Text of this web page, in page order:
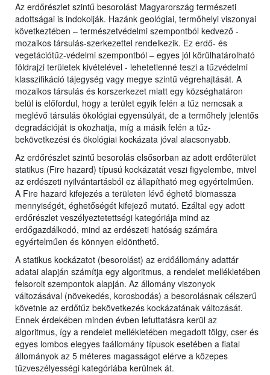
Az erdőrészlet szintű besorolást Magyarország természeti
adottságai is indokolják. Hazánk geológiai, termőhelyi viszonyai
következtében – természetvédelmi szempontból kedvező -
mozaikos társulás-szerkezettel rendelkezik. Ez erdő- és
vegetációtűz-védelmi szempontból – egyes jól körülhatárolható
földrajzi területek kivételével - lehetetlenné teszi a tűzvédelmi
klasszifikáció tájegység vagy megye szintű végrehajtását. A
mozaikos társulás és korszerkezet miatt egy községhatáron
belül is előfordul, hogy a terület egyik felén a tűz nemcsak a
meglévő társulás ökológiai egyensúlyát, de a termőhely jelentős
degradációját is okozhatja, míg a másik felén a tűz-
bekövetkezési és ökológiai kockázata jóval alacsonyabb.
Az erdőrészlet szintű besorolás elsősorban az adott erdőterület
statikus (Fire hazard) típusú kockázatát veszi figyelembe, mivel
az erdészeti nyilvántartásból ez állapítható meg egyértelműen.
A Fire hazard kifejezés a területen lévő éghető biomassza
mennyiségét, éghetőségét kifejező mutató. Ezáltal egy adott
erdőrészlet veszélyeztetettségi kategóriája mind az
erdőgazdálkodó, mind az erdészeti hatóság számára
egyértelműen és könnyen eldönthető.
A statikus kockázatot (besorolást) az erdőállomány adattár
adatai alapján számítja egy algoritmus, a rendelet mellékletében
felsorolt szempontok alapján. Az állomány viszonyok
változásával (növekedés, korosbodás) a besorolásnak célszerű
követnie az erdőtűz bekövetkezés kockázatának változását.
Ennek érdekében minden évben lefuttatásra kerül az
algoritmus, így a rendelet mellékletében megadott tölgy, cser és
egyes lombos elegyes faállomány típusok esetében a fiatal
állományok az 5 méteres magasságot elérve a közepes
tűzveszélyességi kategóriába kerülnek át.